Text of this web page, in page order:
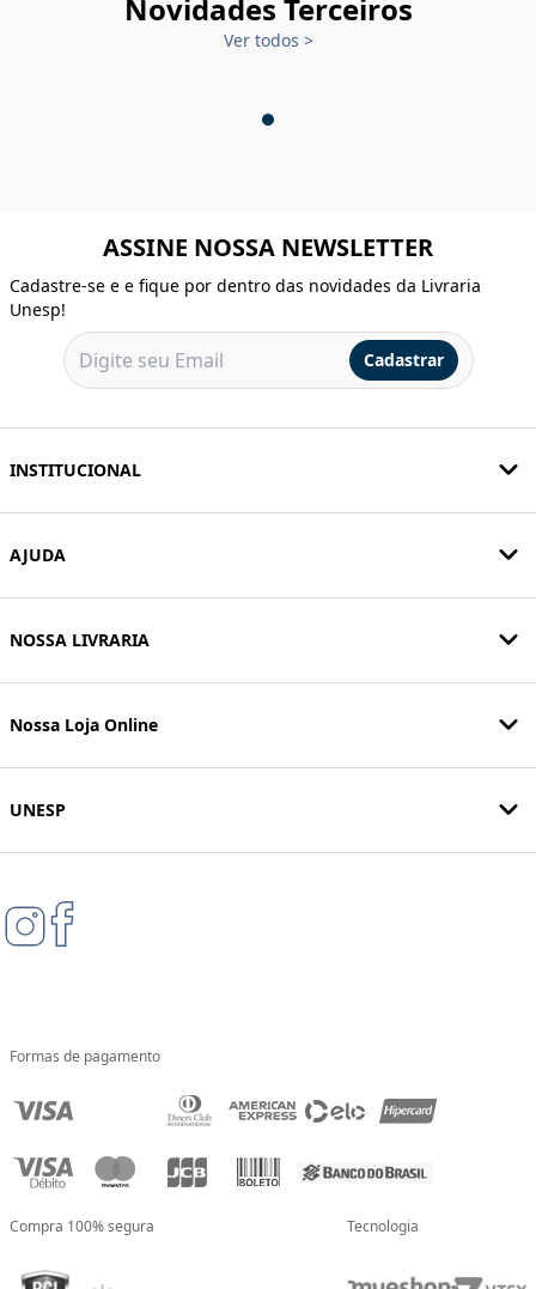
Novidades Terceiros
Ver todos >
ASSINE NOSSA NEWSLETTER
Cadastre-se e e fique por dentro das novidades da Livraria
Unesp!
Cadastrar
INSTITUCIONAL
AJUDA
NOSSA LIVRARIA
Nossa Loja Online
UNESP
Formas de pagamento
Compra 100% segura Tecnologia